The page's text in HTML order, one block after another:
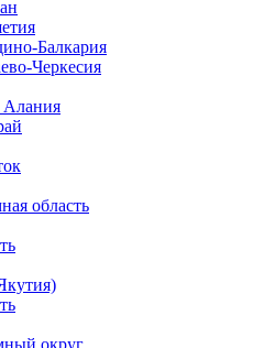
Балкария
Черкесия
Алания
область
округ